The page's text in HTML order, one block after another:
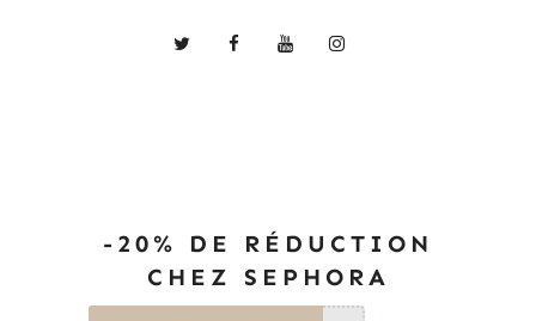
-20% DE RÉDUCTION
CHEZ SEPHORA